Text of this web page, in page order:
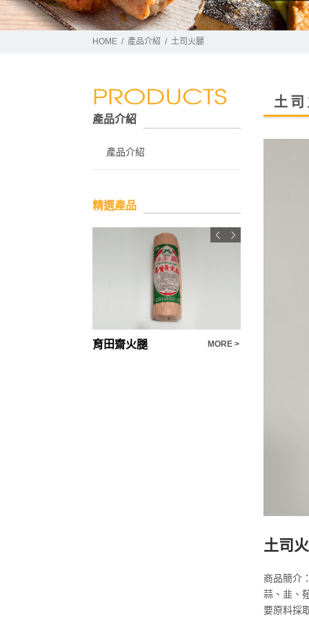
HOME 產品介紹 土司火腿
土
土司
商品簡介
蒜、韭、
要原料採
產品介紹
產品介紹
精選產品
育田齋火腿 MORE >